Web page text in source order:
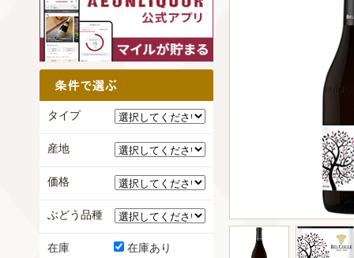
タイプ
産地
価格
ぶどう品種
在庫 在庫あり